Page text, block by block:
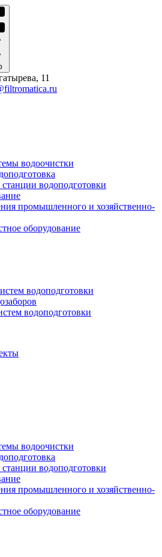
11
водоочистки
водоподготовки
промышленного и хозяйственно-
оборудование
водоподготовки
водоподготовки
водоочистки
водоподготовки
промышленного и хозяйственно-
оборудование